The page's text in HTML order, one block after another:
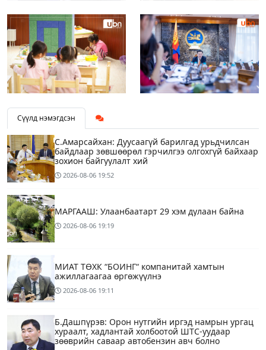
Сүүлд нэмэгдсэн
С.Амарсайхан: Дуусаагүй барилгад урьдчилсан
байдлаар зөвшөөрөл гэрчилгээ олгохгүй байхаар
зохион байгуулалт хий
2026-08-06 19:52
МАРГААШ: Улаанбаатарт 29 хэм дулаан байна
2026-08-06 19:19
МИАТ ТӨХК “БОИНГ“ компанитай хамтын
ажиллагаагаа өргөжүүлнэ
2026-08-06 19:11
Б.Дашпүрэв: Орон нутгийн иргэд намрын ургац
хураалт, хадлантай холбоотой ШТС-уудаар
зөөврийн саваар автобензин авч болно